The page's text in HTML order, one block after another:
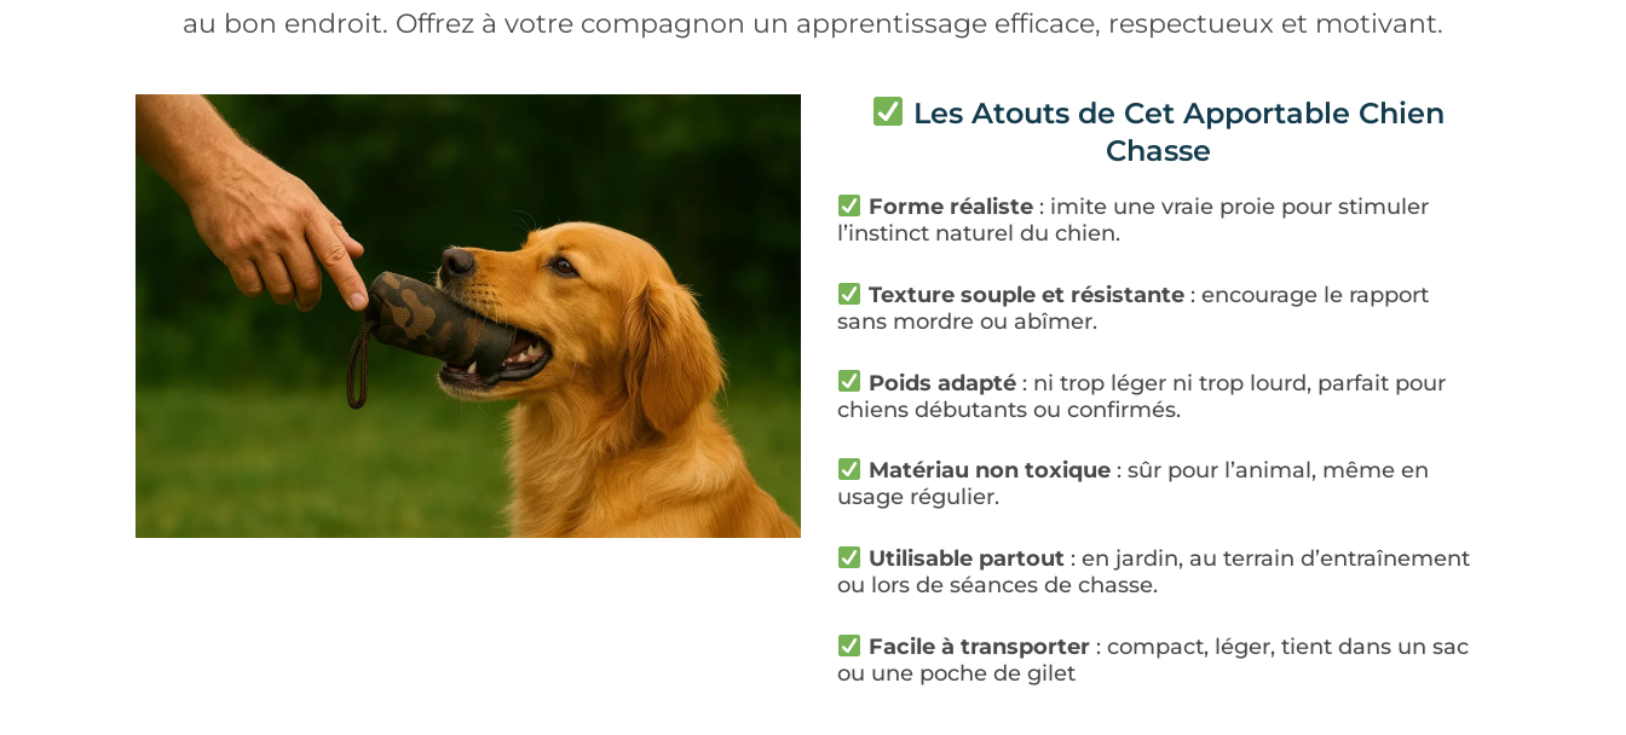
au bon endroit. Offrez à votre compagnon un apprentissage efficace, respectueux et motivant.
Les Atouts de Cet Apportable Chien
Chasse
Forme réaliste: imite une vraie proie pour stimuler
l’instinct naturel du chien.
Texture souple et résistante: encourage le rapport
sans mordre ou abîmer.
Poids adapté: ni trop léger ni trop lourd, parfait pour
chiens débutants ou confirmés.
Matériau non toxique: sûr pour l’animal, même en
usage régulier.
Utilisable partout: en jardin, au terrain d’entraînement
ou lors de séances de chasse.
Facile à transporter: compact, léger, tient dans un sac
ou une poche de gilet